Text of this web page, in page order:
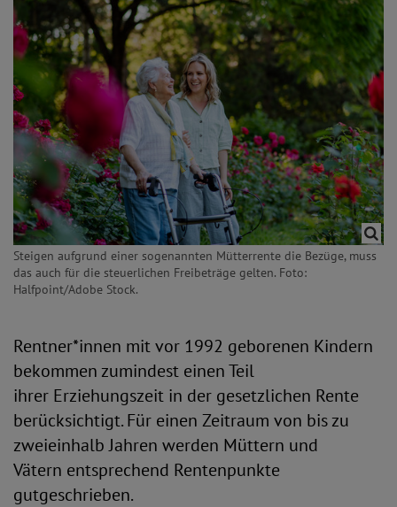
Steigen aufgrund einer sogenannten Mütterrente die Bezüge, muss
das auch für die steuerlichen Freibeträge gelten. Foto:
Halfpoint/Adobe Stock.
Rentner*innen mit vor 1992 geborenen Kindern
bekommen zumindest einen Teil
ihrer Erziehungszeit in der gesetzlichen Rente
berücksichtigt. Für einen Zeitraum von bis zu
zweieinhalb Jahren werden Müttern und
Vätern entsprechend Rentenpunkte
gutgeschrieben.